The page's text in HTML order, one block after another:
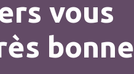
vous
bonne